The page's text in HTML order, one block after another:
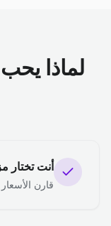
لماذا
أنت تختار
قارن